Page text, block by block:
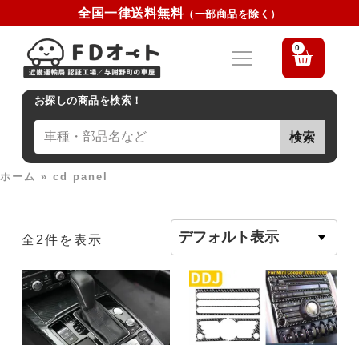
全国一律送料無料（一部商品を除く）
0
お探しの商品を検索！
検索
ホーム » cd panel
全2件を表示